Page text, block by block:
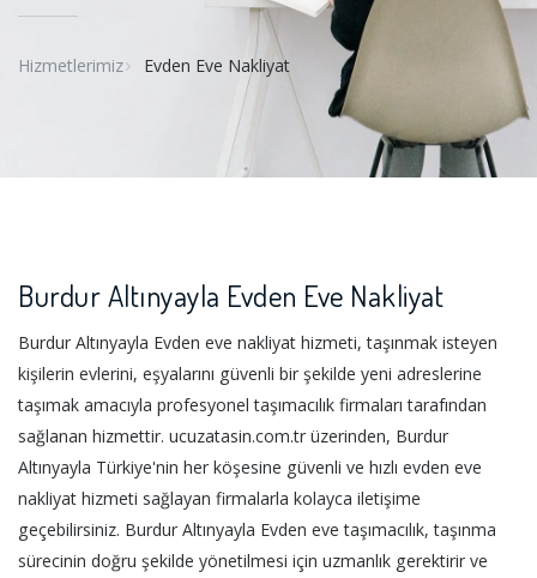
Hizmetlerimiz Evden Eve Nakliyat
Burdur Altınyayla Evden Eve Nakliyat
Burdur Altınyayla Evden eve nakliyat hizmeti, taşınmak isteyen
kişilerin evlerini, eşyalarını güvenli bir şekilde yeni adreslerine
taşımak amacıyla profesyonel taşımacılık firmaları tarafından
sağlanan hizmettir. ucuzatasin.com.tr üzerinden, Burdur
Altınyayla Türkiye'nin her köşesine güvenli ve hızlı evden eve
nakliyat hizmeti sağlayan firmalarla kolayca iletişime
geçebilirsiniz. Burdur Altınyayla Evden eve taşımacılık, taşınma
sürecinin doğru şekilde yönetilmesi için uzmanlık gerektirir ve